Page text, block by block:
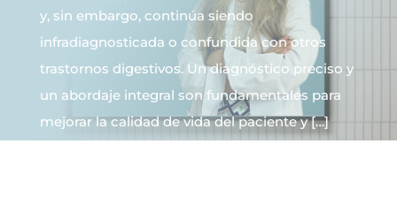
y, sin embargo, continúa siendo
infradiagnosticada o confundida con otros
trastornos digestivos. Un diagnóstico preciso y
un abordaje integral son fundamentales para
mejorar la calidad de vida del paciente y […]